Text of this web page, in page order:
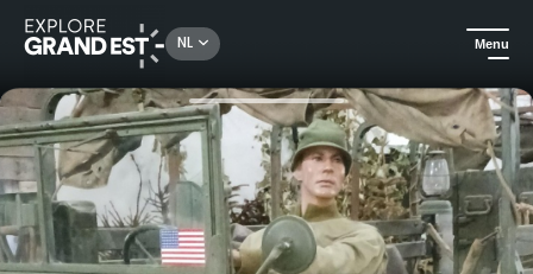
NL Menu
Kijk je ogen uit in de Grand Est Onderdompeling in de loopgraven van Morhange bij Espace Mémoriel